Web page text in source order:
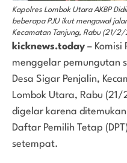
Kapolres Lombok Utara AKBP
beberapa PJU ikut mengawal
Kecamatan Tanjung, Rabu (21/
kicknews.today – Komisi
menggelar pemungutan
Desa Sigar Penjalin,
Lombok Utara, Rabu
digelar karena
Daftar Pemilih Tetap
setempat.